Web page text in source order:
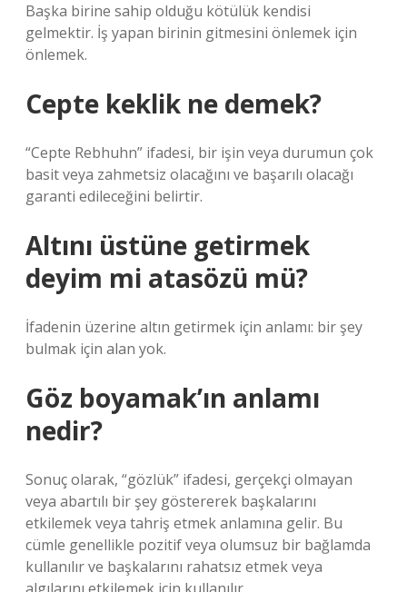
Başka birine sahip olduğu kötülük kendisi
gelmektir. İş yapan birinin gitmesini önlemek için
önlemek.
Cepte keklik ne demek?
“Cepte Rebhuhn” ifadesi, bir işin veya durumun çok
basit veya zahmetsiz olacağını ve başarılı olacağı
garanti edileceğini belirtir.
Altını üstüne getirmek
deyim mi atasözü mü?
İfadenin üzerine altın getirmek için anlamı: bir şey
bulmak için alan yok.
Göz boyamak’ın anlamı
nedir?
Sonuç olarak, “gözlük” ifadesi, gerçekçi olmayan
veya abartılı bir şey göstererek başkalarını
etkilemek veya tahriş etmek anlamına gelir. Bu
cümle genellikle pozitif veya olumsuz bir bağlamda
kullanılır ve başkalarını rahatsız etmek veya